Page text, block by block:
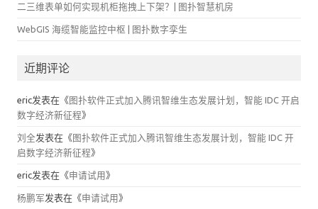
二三维表单如何实现机柜拖拽上下架？| 图扑智慧机房
WebGIS 海缆智能监控中枢 | 图扑数字孪生
近期评论
eric发表在《图扑软件正式加入腾讯智维生态发展计划，智能 IDC 开启
数字经济新征程》
刘全发表在《图扑软件正式加入腾讯智维生态发展计划，智能 IDC 开
启数字经济新征程》
eric发表在《申请试用》
杨鹏军发表在《申请试用》